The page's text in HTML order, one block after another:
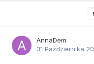
AnnaDem
31 Października